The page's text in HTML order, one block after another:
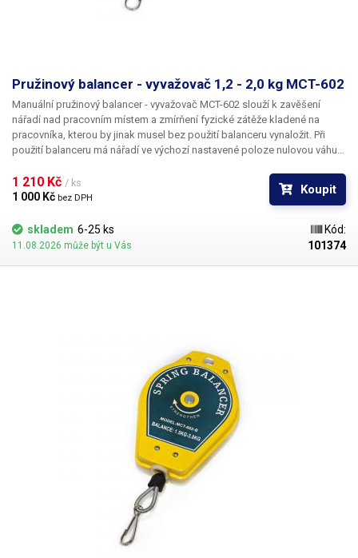
Pružinový balancer - vyvažovač 1,2 - 2,0 kg MCT-602
Manuální pružinový balancer - vyvažovač MCT-602 slouží k zavěšení
nářadí nad pracovním místem a zmírňení fyzické zátěže kladené na
pracovníka, kterou by jinak musel bez použití balanceru vynaložit. Při
použití balanceru má nářadí ve výchozí nastavené poloze nulovou váhu a
vždy v optimální výšce a poloze, což výrazně usnadní a značně urychlí
Vaši práci. Společně s vyšší efektivitou a komfortem také zvýší
nářadí na zem, ani jiné poranění způsobené jeho nevhodným umístěním.
1 210 Kč / ks
1 000 Kč bez DPH
Koupit
skladem 6-25 ks
11.08.2026 může být u Vás
Kód:
101374